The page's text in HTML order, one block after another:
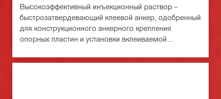
Высокоэффективный инъекционный раствор –
быстрозатвердевающий клеевой анкер, одобренный
для конструкционного анкерного крепления
опорных пластин и установки вклеиваемой